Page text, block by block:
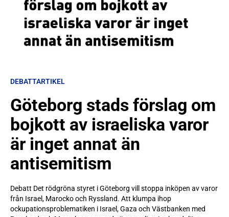
DEBATTARTIKEL
Göteborg stads förslag om
bojkott av israeliska varor
är inget annat än
antisemitism
Debatt Det rödgröna styret i Göteborg vill stoppa inköpen av varor
från Israel, Marocko och Ryssland. Att klumpa ihop
ockupationsproblematiken i Israel, Gaza och Västbanken med